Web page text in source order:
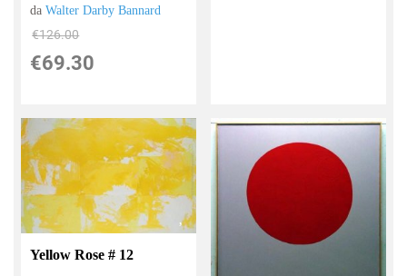
daWalter Darby Bannard
€126.00
€69.30
Yellow Rose # 12